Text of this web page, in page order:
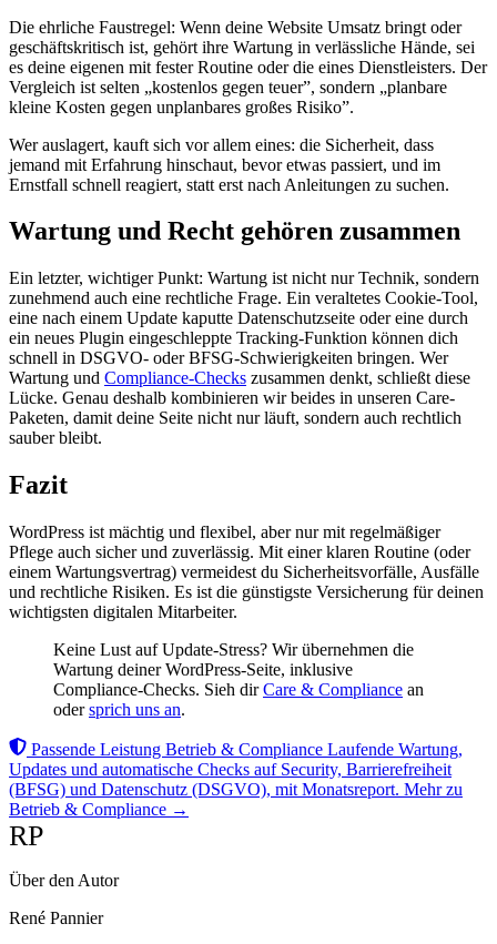
Die ehrliche Faustregel: Wenn deine Website Umsatz bringt oder
geschäftskritisch ist, gehört ihre Wartung in verlässliche Hände, sei
es deine eigenen mit fester Routine oder die eines Dienstleisters. Der
Vergleich ist selten „kostenlos gegen teuer”, sondern „planbare
kleine Kosten gegen unplanbares großes Risiko”.
Wer auslagert, kauft sich vor allem eines: die Sicherheit, dass
jemand mit Erfahrung hinschaut, bevor etwas passiert, und im
Ernstfall schnell reagiert, statt erst nach Anleitungen zu suchen.
Wartung und Recht gehören zusammen
Ein letzter, wichtiger Punkt: Wartung ist nicht nur Technik, sondern
zunehmend auch eine rechtliche Frage. Ein veraltetes Cookie-Tool,
eine nach einem Update kaputte Datenschutzseite oder eine durch
ein neues Plugin eingeschleppte Tracking-Funktion können dich
schnell in DSGVO- oder BFSG-Schwierigkeiten bringen. Wer
Wartung und Compliance-Checks zusammen denkt, schließt diese
Lücke. Genau deshalb kombinieren wir beides in unseren Care-
Paketen, damit deine Seite nicht nur läuft, sondern auch rechtlich
sauber bleibt.
Fazit
WordPress ist mächtig und flexibel, aber nur mit regelmäßiger
Pflege auch sicher und zuverlässig. Mit einer klaren Routine (oder
einem Wartungsvertrag) vermeidest du Sicherheitsvorfälle, Ausfälle
und rechtliche Risiken. Es ist die günstigste Versicherung für deinen
wichtigsten digitalen Mitarbeiter.
Keine Lust auf Update-Stress? Wir übernehmen die
Wartung deiner WordPress-Seite, inklusive
Compliance-Checks. Sieh dirCare & Compliance an
odersprich uns an.
Passende Leistung Betrieb & Compliance Laufende Wartung,
Updates und automatische Checks auf Security, Barrierefreiheit
(BFSG) und Datenschutz (DSGVO), mit Monatsreport. Mehr zu
Betrieb & Compliance →
RP
Über den Autor
René Pannier